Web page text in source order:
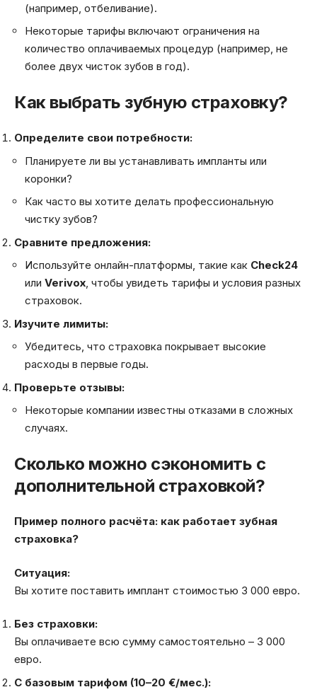
(например, отбеливание).
Некоторые тарифы включают ограничения на
количество оплачиваемых процедур (например, не
более двух чисток зубов в год).
Как выбрать зубную страховку?
Определите свои потребности:
Планируете ли вы устанавливать импланты или
коронки?
Как часто вы хотите делать профессиональную
чистку зубов?
Сравните предложения:
Используйте онлайн-платформы, такие как Check24
или Verivox, чтобы увидеть тарифы и условия разных
страховок.
Изучите лимиты:
Убедитесь, что страховка покрывает высокие
расходы в первые годы.
Проверьте отзывы:
Некоторые компании известны отказами в сложных
случаях.
Сколько можно сэкономить с
дополнительной страховкой?
Пример полного расчёта: как работает зубная
страховка?
Ситуация:
Вы хотите поставить имплант стоимостью 3 000 евро.
Без страховки:
Вы оплачиваете всю сумму самостоятельно – 3 000
евро.
С базовым тарифом (10–20 €/мес.):